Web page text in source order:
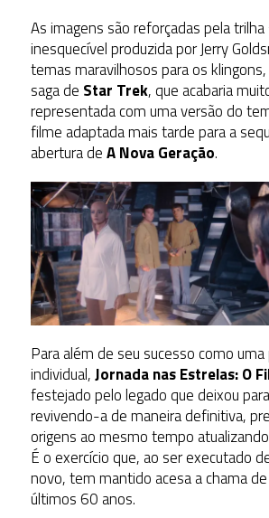
As imagens são reforçadas pela
inesquecível produzida por Jerry
temas maravilhosos para os
saga de Star Trek, que acabaria
representada com uma versão do
filme adaptada mais tarde para a
abertura deA Nova Geração.
Para além de seu sucesso como uma
individual,Jornada nas Estrelas: O
festejado pelo legado que deixou
revivendo-a de maneira definitiva,
origens ao mesmo tempo
É o exercício que, ao ser executado
novo, tem mantido acesa a chama de
últimos 60 anos.